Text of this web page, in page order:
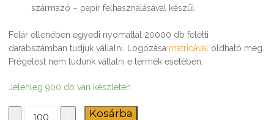
származó – papír felhasználásával készül
Felár ellenében egyedi nyomattal 20000 db feletti
darabszámban tudjuk vállalni. Logózása matricával oldható meg.
Prégelést nem tudunk vállalni e termék esetében.
Jelenleg 900 db van készleten
Desszert
Kosárba